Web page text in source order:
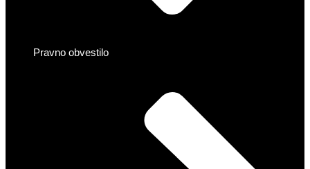
Pravno obvestilo